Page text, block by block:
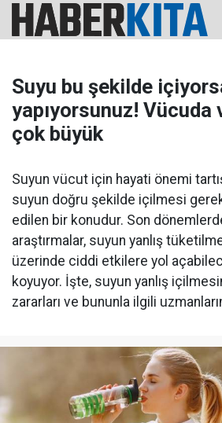
Suyu bu şekilde
yapıyorsunuz! Vücuda
çok büyük
Suyun vücut için hayati önemi
suyun doğru şekilde içilmesi
edilen bir konudur. Son
araştırmalar, suyun yanlış
üzerinde ciddi etkilere yol
koyuyor. İşte, suyun yanlış
zararları ve bununla ilgili